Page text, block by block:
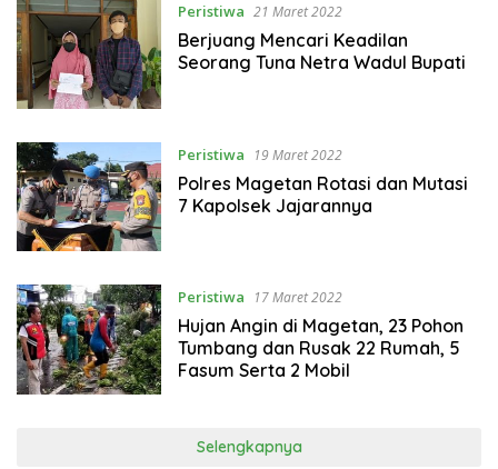
Peristiwa 21 Maret 2022
Berjuang Mencari Keadilan
Seorang Tuna Netra Wadul Bupati
Peristiwa 19 Maret 2022
Polres Magetan Rotasi dan Mutasi
7 Kapolsek Jajarannya
Peristiwa 17 Maret 2022
Hujan Angin di Magetan, 23 Pohon
Tumbang dan Rusak 22 Rumah, 5
Fasum Serta 2 Mobil
Selengkapnya